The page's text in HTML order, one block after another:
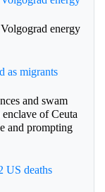
energy
as migrants
and swam
of Ceuta
and prompting
US deaths